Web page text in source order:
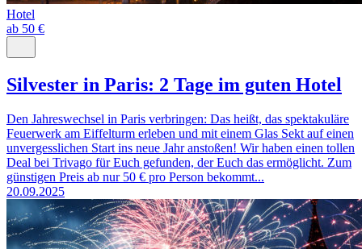
Hotel
ab 50 €
Silvester in Paris: 2 Tage im guten Hotel
Den Jahreswechsel in Paris verbringen: Das heißt, das spektakuläre
Feuerwerk am Eiffelturm erleben und mit einem Glas Sekt auf einen
unvergesslichen Start ins neue Jahr anstoßen! Wir haben einen tollen
Deal bei Trivago für Euch gefunden, der Euch das ermöglicht. Zum
günstigen Preis ab nur 50 € pro Person bekommt...
20.09.2025